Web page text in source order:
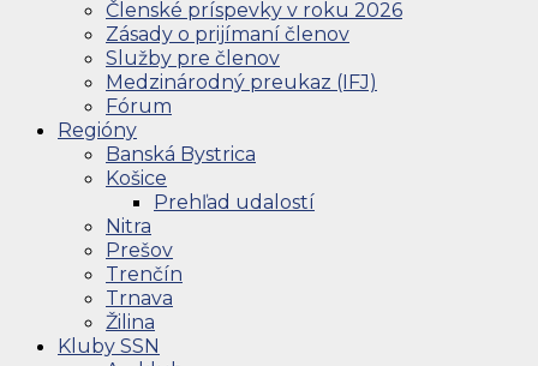
Členské príspevky v roku 2026
Zásady o prijímaní členov
Služby pre členov
Medzinárodný preukaz (IFJ)
Fórum
Regióny
Banská Bystrica
Košice
Prehľad udalostí
Nitra
Prešov
Trenčín
Trnava
Žilina
Kluby SSN